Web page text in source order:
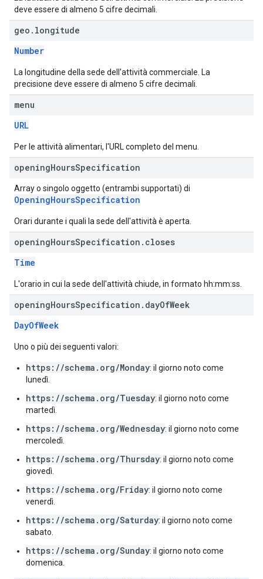
deve essere di almeno 5 cifre decimali.
geo . longitude
Number
La longitudine della sede dell'attività commerciale. La
precisione deve essere di almeno 5 cifre decimali.
menu
URL
Per le attività alimentari, l'URL completo del menu.
openingHoursSpecification
Array o singolo oggetto (entrambi supportati) di
OpeningHoursSpecification
Orari durante i quali la sede dell'attività è aperta.
openingHoursSpecification . closes
Time
L'orario in cui la sede dell'attività chiude, in formato hh:mm:ss.
openingHoursSpecification . dayOfWeek
DayOfWeek
Uno o più dei seguenti valori:
https://schema.org/Monday: il giorno noto come
lunedì.
https://schema.org/Tuesday: il giorno noto come
martedì.
https://schema.org/Wednesday: il giorno noto come
mercoledì.
https://schema.org/Thursday: il giorno noto come
giovedì.
https://schema.org/Friday: il giorno noto come
venerdì.
https://schema.org/Saturday: il giorno noto come
sabato.
https://schema.org/Sunday: il giorno noto come
domenica.